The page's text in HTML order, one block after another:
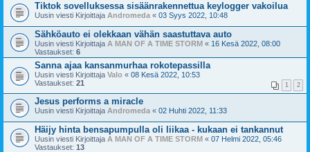
Tiktok sovelluksessa sisäänrakennettua keylogger vakoilua
Uusin viesti Kirjoittaja Andromeda « 03 Syys 2022, 10:48
Sähköauto ei olekkaan vähän saastuttava auto
Uusin viesti Kirjoittaja A MAN OF A TIME STORM « 16 Kesä 2022, 08:00
Vastaukset: 6
Sanna ajaa kansanmurhaa rokotepassilla
Uusin viesti Kirjoittaja Valo « 08 Kesä 2022, 10:53
Vastaukset: 21 1 2
Jesus performs a miracle
Uusin viesti Kirjoittaja Andromeda « 02 Huhti 2022, 11:33
Häijy hinta bensapumpulla oli liikaa - kukaan ei tankannut
Uusin viesti Kirjoittaja A MAN OF A TIME STORM « 07 Helmi 2022, 05:46
Vastaukset: 13